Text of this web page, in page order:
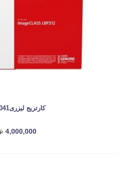
کارتریج لیزری041 کانن
4,000,000